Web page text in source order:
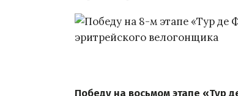
Победу на восьмом этапе «Тур